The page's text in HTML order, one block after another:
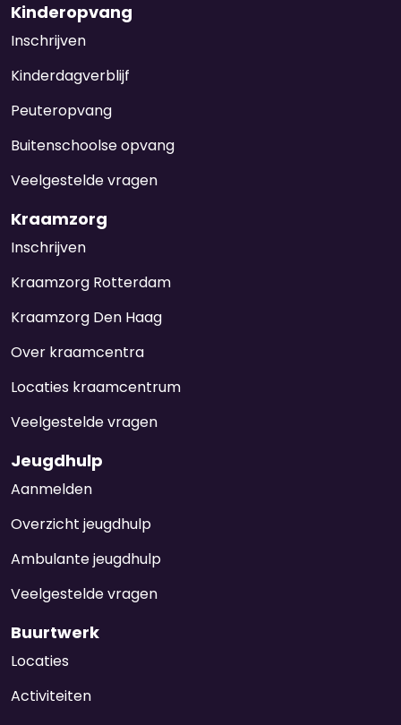
Kinderopvang
Inschrijven
Kinderdagverblijf
Peuteropvang
Buitenschoolse opvang
Veelgestelde vragen
Kraamzorg
Inschrijven
Kraamzorg Rotterdam
Kraamzorg Den Haag
Over kraamcentra
Locaties kraamcentrum
Veelgestelde vragen
Jeugdhulp
Aanmelden
Overzicht jeugdhulp
Ambulante jeugdhulp
Veelgestelde vragen
Buurtwerk
Locaties
Activiteiten